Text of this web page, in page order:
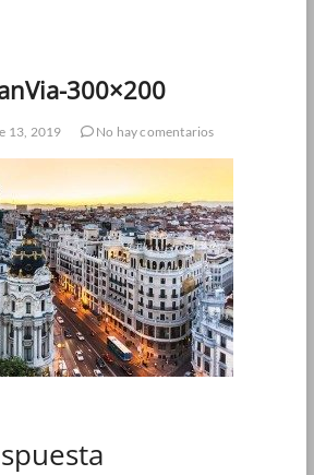
300×200
13, 2019 No hay comentarios